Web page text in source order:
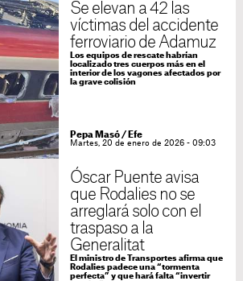
Se elevan a 42 las
víctimas del accidente
ferroviario de Adamuz
Los equipos de rescate habrían
localizado tres cuerpos más en el
interior de los vagones afectados por
la grave colisión
Pepa Masó/ Efe
Martes, 20 de enero de 2026 - 09:03
Óscar Puente avisa
que Rodalies no se
arreglará solo con el
traspaso a la
Generalitat
El ministro de Transportes afirma que
Rodalies padece una “tormenta
perfecta” y que hará falta “invertir